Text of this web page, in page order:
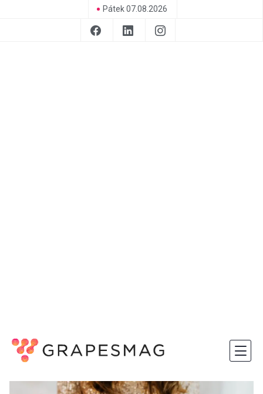
Pátek 07.08.2026